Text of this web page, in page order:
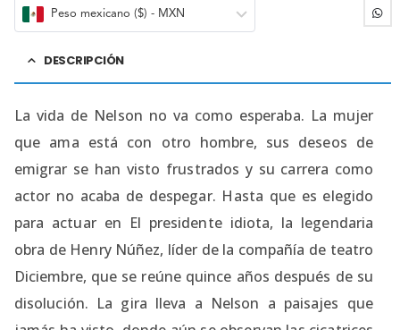
Peso mexicano ($) - MXN
DESCRIPCIÓN
La vida de Nelson no va como esperaba. La mujer
que ama está con otro hombre, sus deseos de
emigrar se han visto frustrados y su carrera como
actor no acaba de despegar. Hasta que es elegido
para actuar en El presidente idiota, la legendaria
obra de Henry Núñez, líder de la compañía de teatro
Diciembre, que se reúne quince años después de su
disolución. La gira lleva a Nelson a paisajes que